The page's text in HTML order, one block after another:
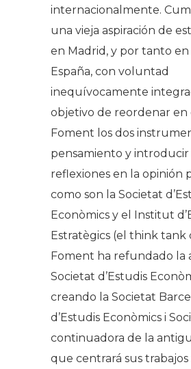
internacionalmente.
una vieja aspiración de
en Madrid, y por tanto
España, con voluntad
inequívocamente
objetivo de reordenar en
Foment los dos
pensamiento y introducir
reflexiones en la opinión
como son la Societat
Econòmics y el Institut
Estratègics (el think tank
Foment ha refundado la
Societat d’Estudis
creando la Societat
d’Estudis Econòmics i
continuadora de la
que centrará sus trabajos